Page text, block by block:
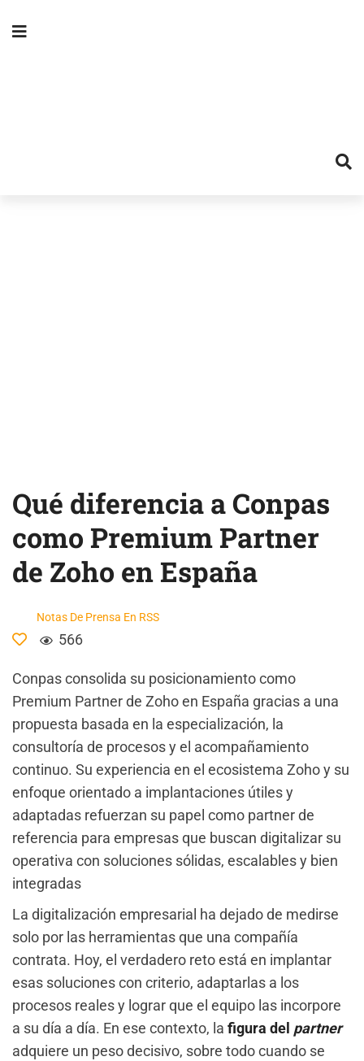
Qué diferencia a Conpas
como Premium Partner
de Zoho en España
Notas De Prensa En RSS
566
Conpas consolida su posicionamiento como
Premium Partner de Zoho en España gracias a una
propuesta basada en la especialización, la
consultoría de procesos y el acompañamiento
continuo. Su experiencia en el ecosistema Zoho y su
enfoque orientado a implantaciones útiles y
adaptadas refuerzan su papel como partner de
referencia para empresas que buscan digitalizar su
operativa con soluciones sólidas, escalables y bien
integradas
La digitalización empresarial ha dejado de medirse
solo por las herramientas que una compañía
contrata. Hoy, el verdadero reto está en implantar
esas soluciones con criterio, adaptarlas a los
procesos reales y lograr que el equipo las incorpore
a su día a día. En ese contexto, la figura del partner
adquiere un peso decisivo, sobre todo cuando se